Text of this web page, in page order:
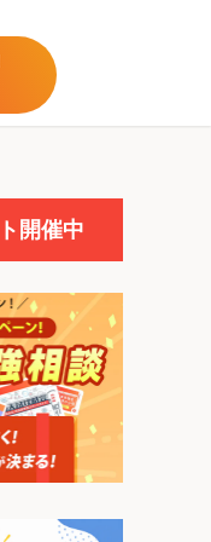
開催中